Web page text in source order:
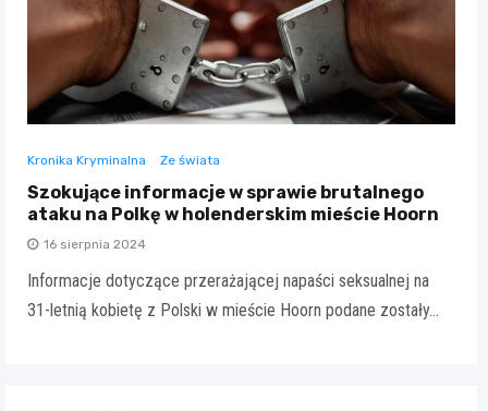
Kronika Kryminalna Ze świata
Szokujące informacje w sprawie brutalnego
ataku na Polkę w holenderskim mieście Hoorn
16 sierpnia 2024
Informacje dotyczące przerażającej napaści seksualnej na
31-letnią kobietę z Polski w mieście Hoorn podane zostały…